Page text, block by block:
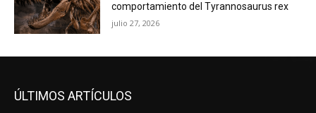
comportamiento del Tyrannosaurus rex
julio 27, 2026
ÚLTIMOS ARTÍCULOS